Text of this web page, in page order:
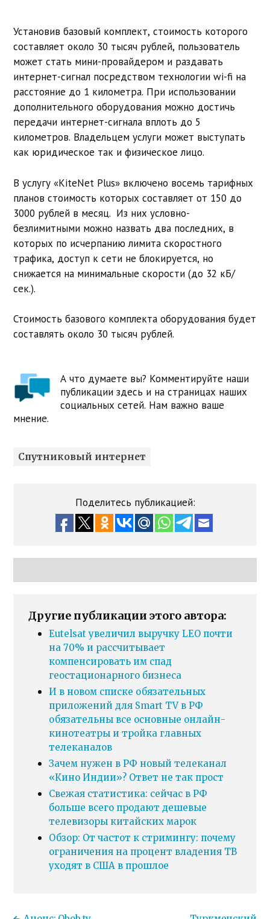
Установив базовый комплект, стоимость которого
составляет около 30 тысяч рублей, пользователь
может стать мини-провайдером и раздавать
интернет-сигнал посредством технологии wi-fi на
расстояние до 1 километра. При использовании
дополнительного оборудования можно достичь
передачи интернет-сигнала вплоть до 5
километров. Владельцем услуги может выступать
как юридическое так и физическое лицо.
В услугу «KiteNet Plus» включено восемь тарифных
планов стоимость которых составляет от 150 до
3000 рублей в месяц. Из них условно-
безлимитными можно назвать два последних, в
которых по исчерпанию лимита скоростного
трафика, доступ к сети не блокируется, но
снижается на минимальные скорости (до 32 кБ/
сек.).
Стоимость базового комплекта оборудования будет
составлять около 30 тысяч рублей.
А что думаете вы? Комментируйте наши
публикации здесь и на страницах наших
социальных сетей. Нам важно ваше
мнение.
Спутниковый интернет
Поделитесь публикацией:
Другие публикации этого автора:
Eutelsat увеличил выручку LEO почти
на 70% и рассчитывает
компенсировать им спад
геостационарного бизнеса
И в новом списке обязательных
приложений для Smart TV в РФ
обязательны все основные онлайн-
кинотеатры и тройка главных
телеканалов
Зачем нужен в РФ новый телеканал
«Кино Индии»? Ответ не так прост
Свежая статистика: сейчас в РФ
больше всего продают дешевые
телевизоры китайских марок
Обзор: От частот к стримингу: почему
ограничения на процент владения ТВ
уходят в США в прошлое